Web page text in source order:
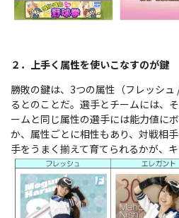
２．上手く属性を使いこなすのが鍵
勝敗の鍵は、3つの属性（フレッシ
るとのことだ。選手とチームには、
ームと同じ属性の選手には能力値に
か、属性ごとに相性もあり、対戦相
手をうまく揃えて育てられるかが、